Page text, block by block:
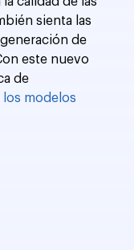
sienta las
de
este nuevo
de
modelos